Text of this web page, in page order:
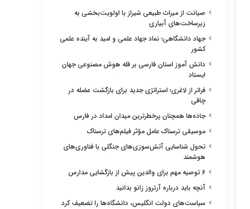
صیانت از میراث طبیعی شیراز با اولویت‌بخشی به
زیرساخت‌های آبیاری
جهاد دانشگاهی؛ نماد جهاد علمی و امید به آینده علمی
کشور
دانش آموز استان فارسی بر قله هوش مصنوعی جهان
ایستاد
فراتر از لاغری؛ استراتژی جدید برای بازگشت عضله در
چاقی
جاده‌ها همچنان پرخطرترین میدان امداد در فارس
موسیقی ترسناک عامل مؤثر فیلم‌های ترسناک
تحول شناسایی آتش‌سوزی‌های جنگلی با فناوری‌های
هوشمند
۶ توصیه مهم برای والدین پیش از بازگشایی مدارس
آنچه باید درباره آرتروز زانو بدانید
سیاست‌های دولت انگلیس، دانشگاه‌ها را تضعیف کرد